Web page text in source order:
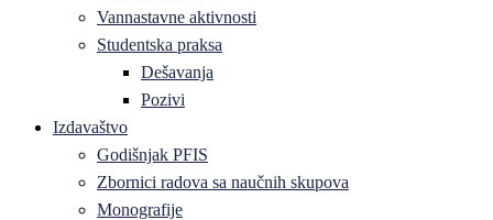
Vannastavne aktivnosti
Studentska praksa
Dešavanja
Pozivi
Izdavaštvo
Godišnjak PFIS
Zbornici radova sa naučnih skupova
Monografije